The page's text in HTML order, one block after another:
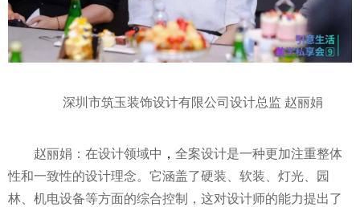
深圳市筑玉装饰设计有限公司设计总监 赵丽娟
赵丽娟：在设计领域中 ， 全案设计是一种更加注重整体
性和一致性的设计理念。它涵盖了硬装、软装、灯光、园
林、机电设备等方面的综合控制，这对设计师的能力提出了